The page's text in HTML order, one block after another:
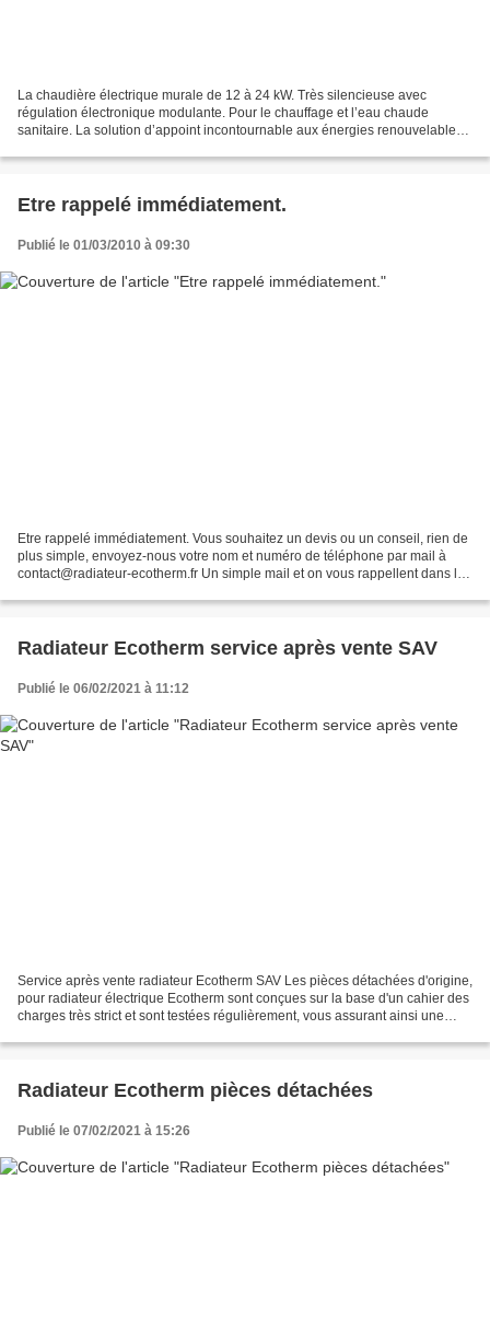
La chaudière électrique murale de 12 à 24 kW. Très silencieuse avec
régulation électronique modulante. Pour le chauffage et l’eau chaude
sanitaire. La solution d’appoint incontournable aux énergies renouvelables.
Etre rappelé immédiatement.
Publié le 01/03/2010 à 09:30
Etre rappelé immédiatement. Vous souhaitez un devis ou un conseil, rien de
plus simple, envoyez-nous votre nom et numéro de téléphone par mail à
contact@radiateur-ecotherm.fr Un simple mail et on vous rappellent dans la
Radiateur Ecotherm service après vente SAV
Publié le 06/02/2021 à 11:12
Service après vente radiateur Ecotherm SAV Les pièces détachées d'origine,
pour radiateur électrique Ecotherm sont conçues sur la base d'un cahier des
charges très strict et sont testées régulièrement, vous assurant ainsi une
Radiateur Ecotherm pièces détachées
Publié le 07/02/2021 à 15:26